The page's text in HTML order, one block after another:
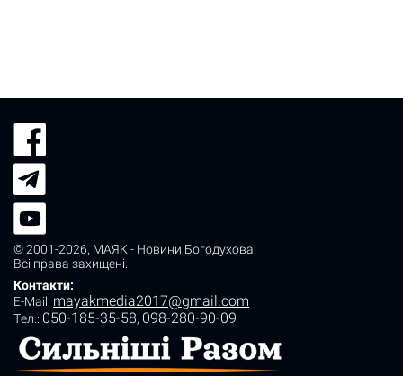
© 2001-2026, МАЯК - Новини Богодухова
Всі права захищені.
Контакти:
E-Mail: mayakmedia2017@gmail.com
Tел.: 050-185-35-58, 098-280-90-09